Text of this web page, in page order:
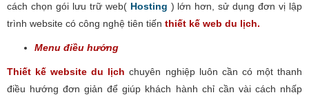
cách chọn gói lưu trữ web( Hosting ) lớn hơn, sử dụng đơn vị lập
trình website có công nghệ tiên tiến thiết kế web du lịch.
Menu điều hướng
Thiết kế website du lịch chuyên nghiệp luôn cần có một thanh
điều hướng đơn giản để giúp khách hành chỉ cần vài cách nhấp